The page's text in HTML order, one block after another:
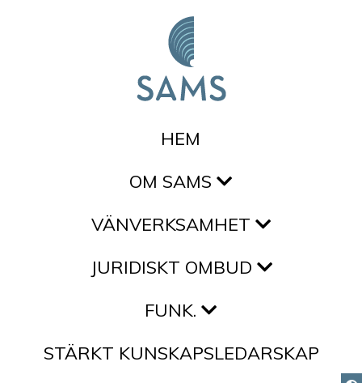
HEM
OM SAMS
VÄNVERKSAMHET
JURIDISKT OMBUD
FUNK.
STÄRKT KUNSKAPSLEDARSKAP